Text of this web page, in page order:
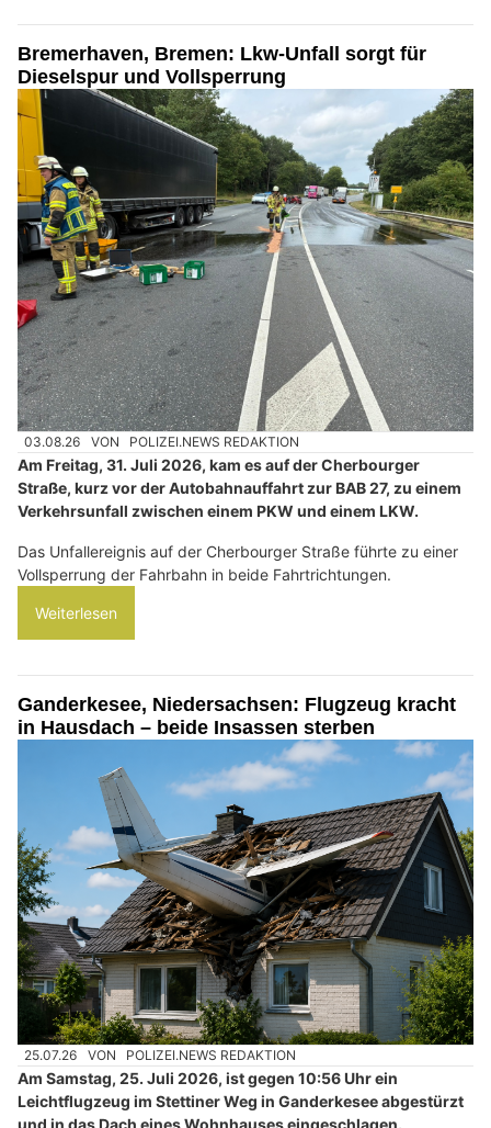
Bremerhaven, Bremen: Lkw-Unfall sorgt für
Dieselspur und Vollsperrung
03.08.26 VON POLIZEI.NEWS REDAKTION
Am Freitag, 31. Juli 2026, kam es auf der Cherbourger
Straße, kurz vor der Autobahnauffahrt zur BAB 27, zu einem
Verkehrsunfall zwischen einem PKW und einem LKW.
Das Unfallereignis auf der Cherbourger Straße führte zu einer
Vollsperrung der Fahrbahn in beide Fahrtrichtungen.
Weiterlesen
Ganderkesee, Niedersachsen: Flugzeug kracht
in Hausdach – beide Insassen sterben
25.07.26 VON POLIZEI.NEWS REDAKTION
Am Samstag, 25. Juli 2026, ist gegen 10:56 Uhr ein
Leichtflugzeug im Stettiner Weg in Ganderkesee abgestürzt
und in das Dach eines Wohnhauses eingeschlagen.